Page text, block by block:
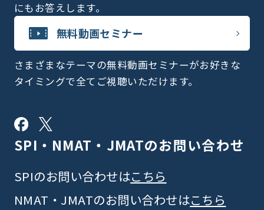
にもお答えします。
無料動画セミナー
さまざまなテーマの無料動画セミナーがお好きな
タイミングで全てご視聴いただけます。
SPI・NMAT・JMATのお問い合わせ
SPIのお問い合わせはこちら
NMAT・JMATのお問い合わせはこちら